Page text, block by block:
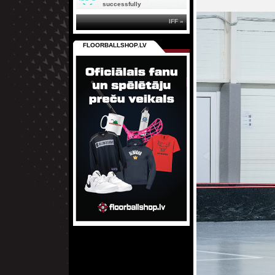
successfully
IFF »
FLOORBALLSHOP.LV